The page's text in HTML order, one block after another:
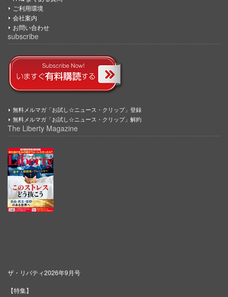
ご利用環境
会社案内
お問い合わせ
subscribe
無料メルマガ「お試し☆ニュース・クリップ」登録
無料メルマガ「お試し☆ニュース・クリップ」解約
The Liberty Magazine
ザ・リバティ2026年9月号
【特集】